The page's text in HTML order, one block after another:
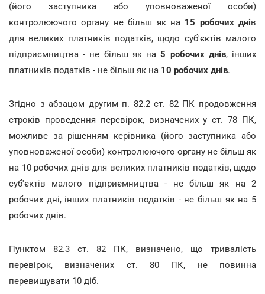
(його заступника або уповноваженої особи)
контролюючого органу не більш як на 15 робочих днів
для великих платників податків, щодо суб'єктів малого
підприємництва - не більш як на5 робочих днів, інших
платників податків - не більш як на 10 робочих днів.
Згідно з абзацом другим п. 82.2 ст. 82 ПК продовження
строків проведення перевірок, визначених у ст. 78 ПК,
можливе за рішенням керівника (його заступника або
уповноваженої особи) контролюючого органу не більш як
на 10 робочих днів для великих платників податків, щодо
суб'єктів малого підприємництва - не більш як на 2
робочих дні, інших платників податків - не більш як на 5
робочих днів.
Пунктом 82.3 ст. 82 ПК, визначено, що тривалість
перевірок, визначених ст. 80 ПК, не повинна
перевищувати 10 діб.